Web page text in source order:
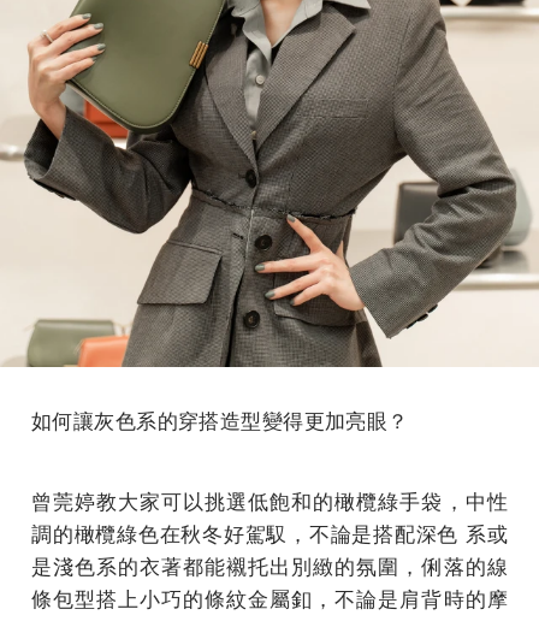
如何讓灰色系的穿搭造型變得更加亮眼？
曾莞婷教大家可以挑選低飽和的橄欖綠手袋，中性
調的橄欖綠色在秋冬好駕馭，不論是搭配深色 系或
是淺色系的衣著都能襯托出別緻的氛圍，俐落的線
條包型搭上小巧的條紋金屬釦，不論是肩背時的摩